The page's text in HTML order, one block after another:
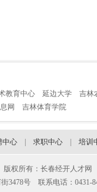
教育中心 延边大学 吉林
网 吉林体育学院
中心 求职中心 培训
版权所有：长春经开人才网
3478号 联系电话：0431-